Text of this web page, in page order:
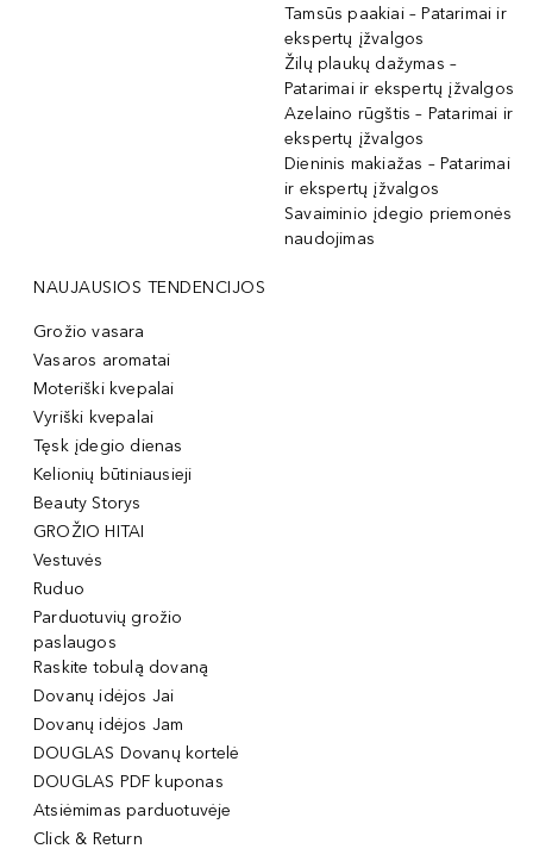
Tamsūs paakiai – Patarimai ir
ekspertų įžvalgos
Žilų plaukų dažymas –
Patarimai ir ekspertų įžvalgos
Azelaino rūgštis – Patarimai ir
ekspertų įžvalgos
Dieninis makiažas – Patarimai
ir ekspertų įžvalgos
Savaiminio įdegio priemonės
naudojimas
NAUJAUSIOS TENDENCIJOS
Grožio vasara
Vasaros aromatai
Moteriški kvepalai
Vyriški kvepalai
Tęsk įdegio dienas
Kelionių būtiniausieji
Beauty Storys
GROŽIO HITAI
Vestuvės
Ruduo
Parduotuvių grožio
paslaugos
Raskite tobulą dovaną
Dovanų idėjos Jai
Dovanų idėjos Jam
DOUGLAS Dovanų kortelė
DOUGLAS PDF kuponas
Atsiėmimas parduotuvėje
Click & Return